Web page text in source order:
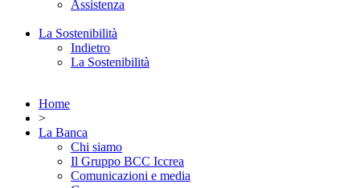
Assistenza
La Sostenibilità
Indietro
La Sostenibilità
Home
>
La Banca
Chi siamo
Il Gruppo BCC Iccrea
Comunicazioni e media